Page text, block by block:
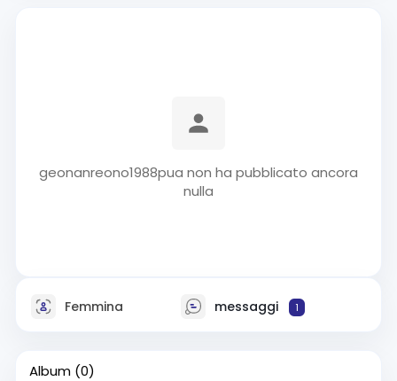
geonanreono1988pua non ha pubblicato ancora
nulla
Femmina messaggi 1
Album (0)